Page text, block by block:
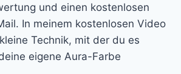
und einen kostenlosen
In meinem kostenlosen Video
Technik, mit der du es
eigene Aura-Farbe